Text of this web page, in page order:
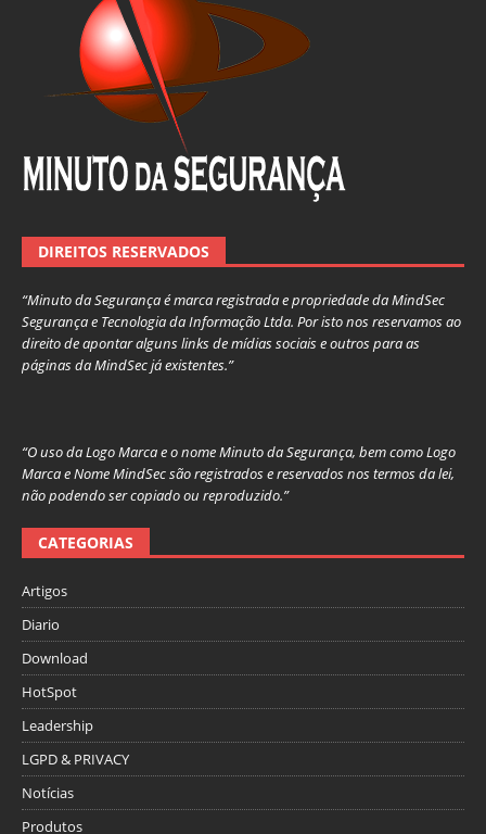
DIREITOS RESERVADOS
“Minuto da Segurança é marca registrada e propriedade da MindSec
Segurança e Tecnologia da Informação Ltda. Por isto nos reservamos ao
direito de apontar alguns links de mídias sociais e outros para as
páginas da MindSec já existentes.”
“O uso da Logo Marca e o nome Minuto da Segurança, bem como Logo
Marca e Nome MindSec são registrados e reservados nos termos da lei,
não podendo ser copiado ou reproduzido.”
CATEGORIAS
Artigos
Diario
Download
HotSpot
Leadership
LGPD & PRIVACY
Notícias
Produtos